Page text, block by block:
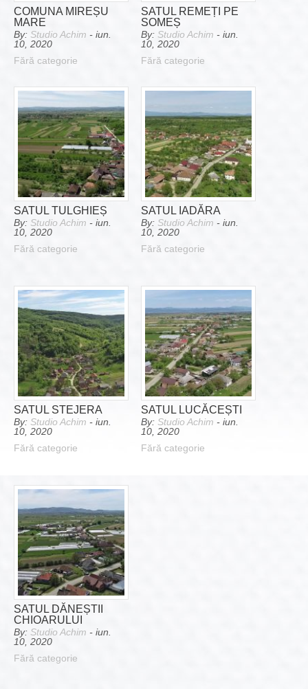
COMUNA MIREȘU
MARE
By: Studio Achim - iun.
10, 2020
Fără categorie
SATUL REMEȚI PE
SOMEȘ
By: Studio Achim - iun.
10, 2020
Fără categorie
SATUL TULGHIEȘ
By: Studio Achim - iun.
10, 2020
Fără categorie
SATUL IADĂRA
By: Studio Achim - iun.
10, 2020
Fără categorie
SATUL STEJERA
By: Studio Achim - iun.
10, 2020
Fără categorie
SATUL LUCĂCEȘTI
By: Studio Achim - iun.
10, 2020
Fără categorie
SATUL DĂNEȘTII
CHIOARULUI
By: Studio Achim - iun.
10, 2020
Fără categorie